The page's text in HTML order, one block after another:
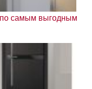
самым выгодным